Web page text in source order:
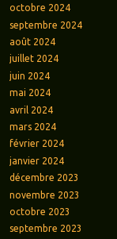
octobre 2024
septembre 2024
août 2024
juillet 2024
juin 2024
mai 2024
avril 2024
mars 2024
février 2024
janvier 2024
décembre 2023
novembre 2023
octobre 2023
septembre 2023